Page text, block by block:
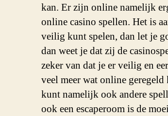
kan. Er zijn online namelijk
online casino spellen. Het is
veilig kunt spelen, dan let je
dan weet je dat zij de
zeker van dat je er veilig en
veel meer wat online
kunt namelijk ook andere
ook een escaperoom is de